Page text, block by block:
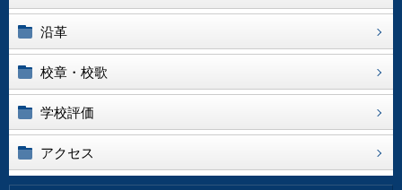
沿革
校章・校歌
学校評価
アクセス